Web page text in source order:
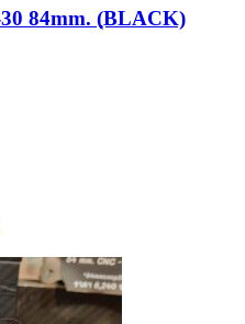
84mm. (ฺBLACK)